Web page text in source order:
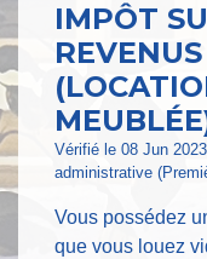
IMPÔT
Vérifié le 08 Jun
administrative
Vous possédez
que vous louez